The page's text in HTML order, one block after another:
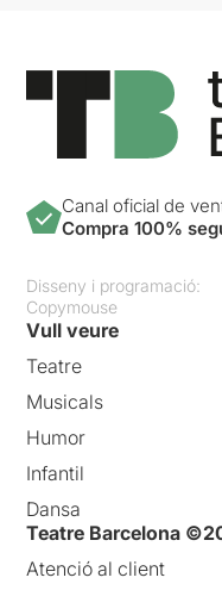
Canal oficial de
Compra 100%
Disseny i programació:
Copymouse
Vull veure
Teatre
Musicals
Humor
Infantil
Dansa
Teatre Barcelona
Atenció al client